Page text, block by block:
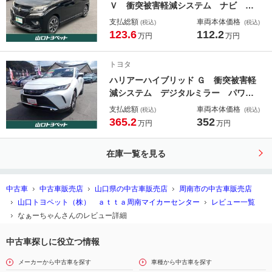
Ｖ 衝突被害軽減システム ナビ バ
ックモニター ＥＴＣ シートヒータ
ー
支払総額 (税込)
123.6万円
車両本体価格 (税込)
112.2万円
トヨタ
ハリアーハイブリッド Ｇ 衝突被害軽
減システム デジタルミラー パワー
バックドア
支払総額 (税込)
365.2万円
車両本体価格 (税込)
352万円
在庫一覧を見る
中古車 中古車販売店 山口県の中古車販売店
周南市の中古車販売店
山口トヨペット（株） ａｔｔａ周南マイカーセンター
レビュー一覧
なぁーちゃんさんのレビュー詳細
中古車探しに役立つ情報
メーカーから中古車を探す 車種から中古車を探す